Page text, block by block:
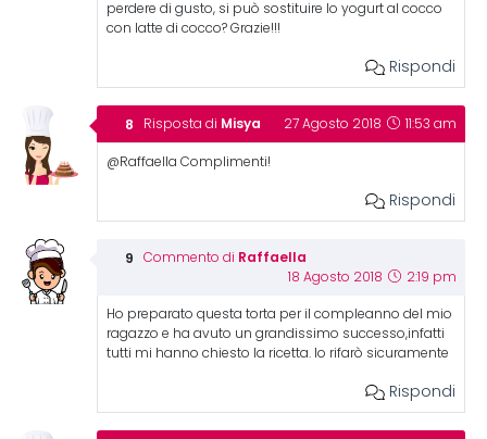
perdere di gusto, si può sostituire lo yogurt al cocco
con latte di cocco? Grazie!!!
Rispondi
Risposta di Misya 27 Agosto 2018 11:53 am
@Raffaella Complimenti!
Rispondi
Commento di Raffaella
18 Agosto 2018 2:19 pm
Ho preparato questa torta per il compleanno del mio
ragazzo e ha avuto un grandissimo successo,infatti
tutti mi hanno chiesto la ricetta. lo rifarò sicuramente
Rispondi